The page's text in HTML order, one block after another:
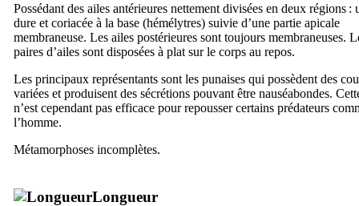
Possédant des ailes antérieures nettement divisées en deux régions :
dure et coriacée à la base (hémélytres) suivie d’une partie apicale
membraneuse. Les ailes postérieures sont toujours membraneuses.
paires d’ailes sont disposées à plat sur le corps au repos.
Les principaux représentants sont les punaises qui possèdent des
variées et produisent des sécrétions pouvant être nauséabondes.
n’est cependant pas efficace pour repousser certains prédateurs
l’homme.
Métamorphoses incomplètes.
Longueur